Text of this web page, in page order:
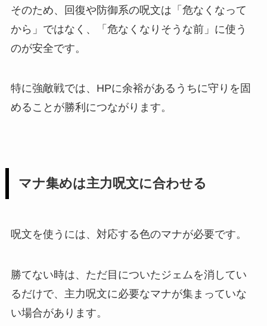
そのため、回復や防御系の呪文は「危なくなって
から」ではなく、「危なくなりそうな前」に使う
のが安全です。
特に強敵戦では、HPに余裕があるうちに守りを固
めることが勝利につながります。
マナ集めは主力呪文に合わせる
呪文を使うには、対応する色のマナが必要です。
勝てない時は、ただ目についたジェムを消してい
るだけで、主力呪文に必要なマナが集まっていな
い場合があります。